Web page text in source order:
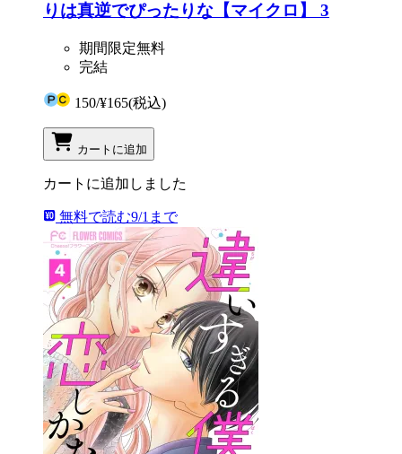
りは真逆でぴったりな【マイクロ】 3
期間限定無料
完結
150/¥165(税込)
カートに追加
カートに追加しました
無料で読む9/1まで